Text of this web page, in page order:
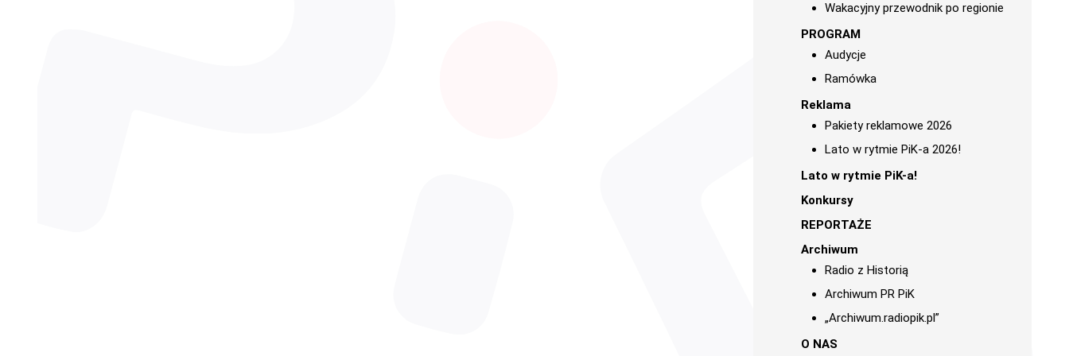
Wakacyjny przewodnik po regionie
PROGRAM
Audycje
Ramówka
Reklama
Pakiety reklamowe 2026
Lato w rytmie PiK-a 2026!
Lato w rytmie PiK-a!
Konkursy
REPORTAŻE
Archiwum
Radio z Historią
Archiwum PR PiK
„Archiwum.radiopik.pl”
O NAS